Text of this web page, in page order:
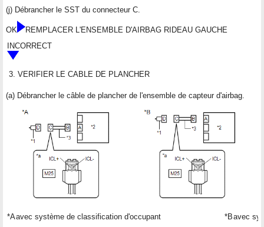
(j) Débrancher le SST du connecteur C.
OK
REMPLACER L'ENSEMBLE D'AIRBAG RIDEAU GAUCHE
INCORRECT
3. VERIFIER LE CABLE DE PLANCHER
(a) Débrancher le câble de plancher de l'ensemble de capteur d'airbag.
*Aavec système de classification d'occupant *Bavec